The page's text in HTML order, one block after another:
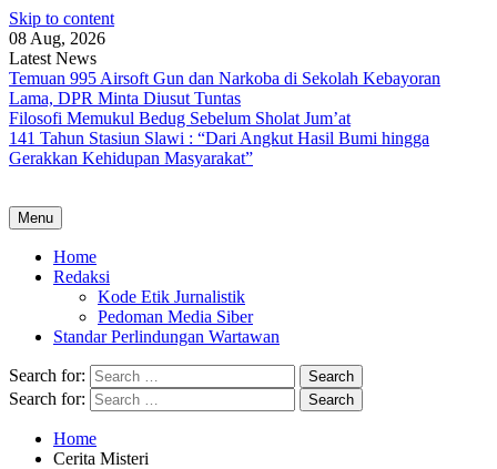
Skip to content
08 Aug, 2026
Latest News
Temuan 995 Airsoft Gun dan Narkoba di Sekolah Kebayoran
Lama, DPR Minta Diusut Tuntas
Filosofi Memukul Bedug Sebelum Sholat Jum’at
141 Tahun Stasiun Slawi : “Dari Angkut Hasil Bumi hingga
Gerakkan Kehidupan Masyarakat”
Menu
Home
Redaksi
Kode Etik Jurnalistik
Pedoman Media Siber
Standar Perlindungan Wartawan
Search for:
Search for:
Home
Cerita Misteri